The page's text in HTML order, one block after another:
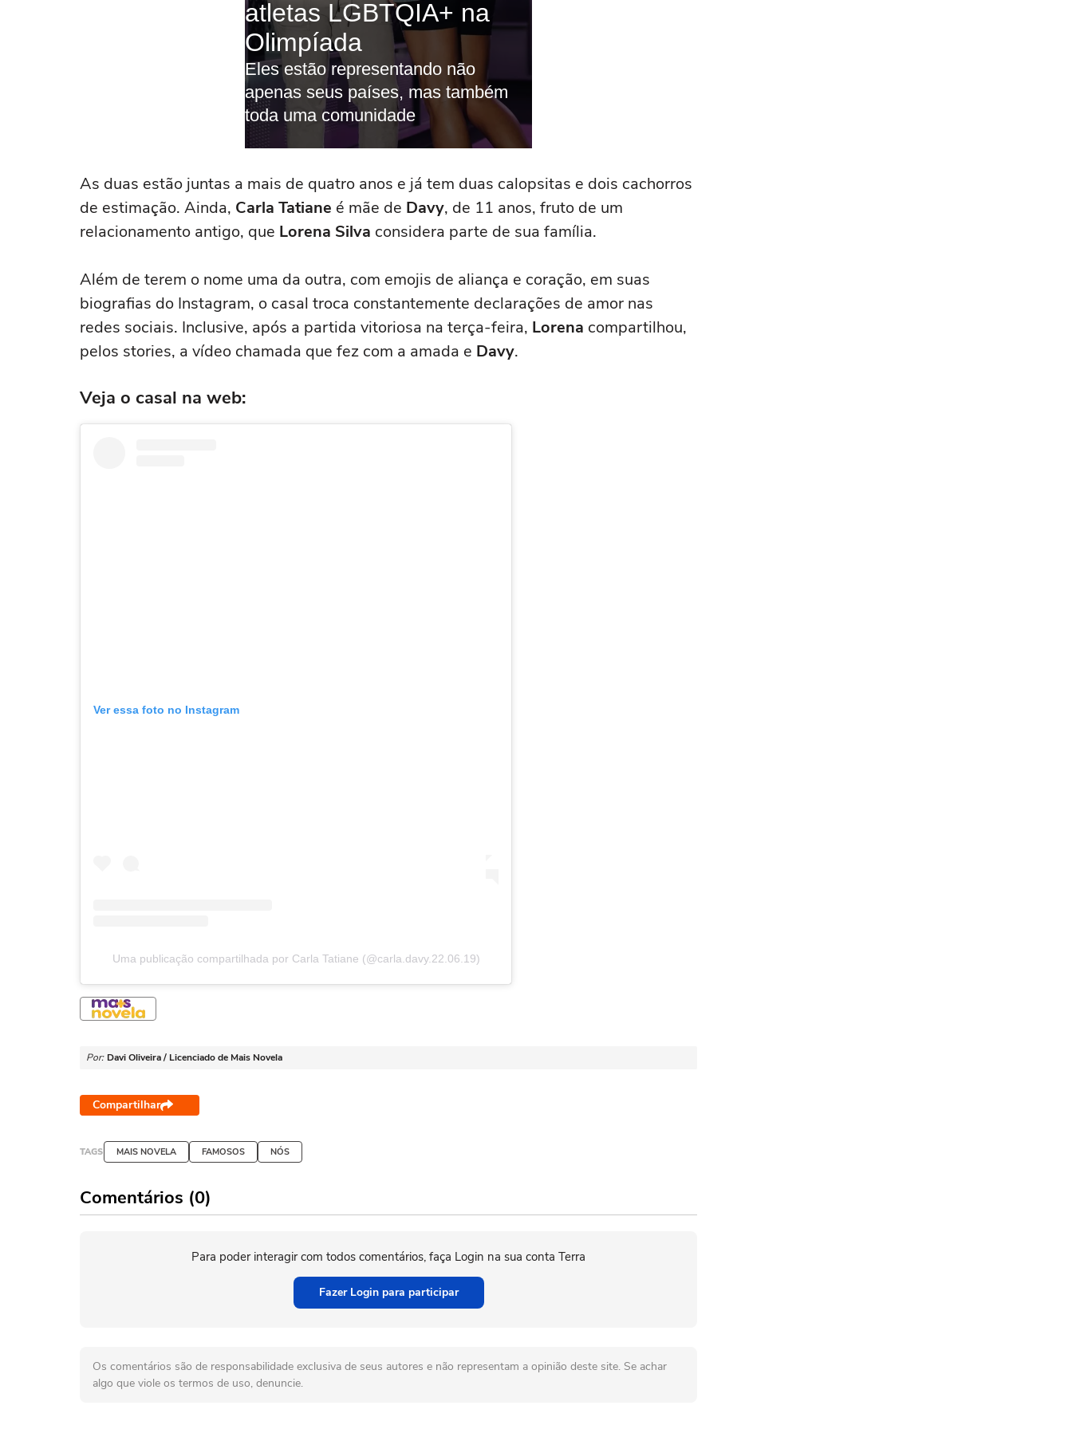
As duas estão juntas a mais de quatro anos e já tem duas calopsitas e dois cachorros
de estimação. Ainda, Carla Tatiane é mãe de Davy, de 11 anos, fruto de um
relacionamento antigo, que Lorena Silva considera parte de sua família.
Além de terem o nome uma da outra, com emojis de aliança e coração, em suas
biografias do Instagram, o casal troca constantemente declarações de amor nas
redes sociais. Inclusive, após a partida vitoriosa na terça-feira, Lorena compartilhou,
pelos stories, a vídeo chamada que fez com a amada e Davy.
Veja o casal na web:
Ver essa foto no Instagram
Uma publicação compartilhada por Carla Tatiane (@carla.davy.22.06.19)
Por: Davi Oliveira / Licenciado de Mais Novela
Compartilhar
TAGS MAIS NOVELA FAMOSOS NÓS
Comentários (0)
Para poder interagir com todos comentários, faça Login na sua conta Terra
Fazer Login para participar
Os comentários são de responsabilidade exclusiva de seus autores e não representam a opinião deste site. Se achar
algo que viole os termos de uso, denuncie.